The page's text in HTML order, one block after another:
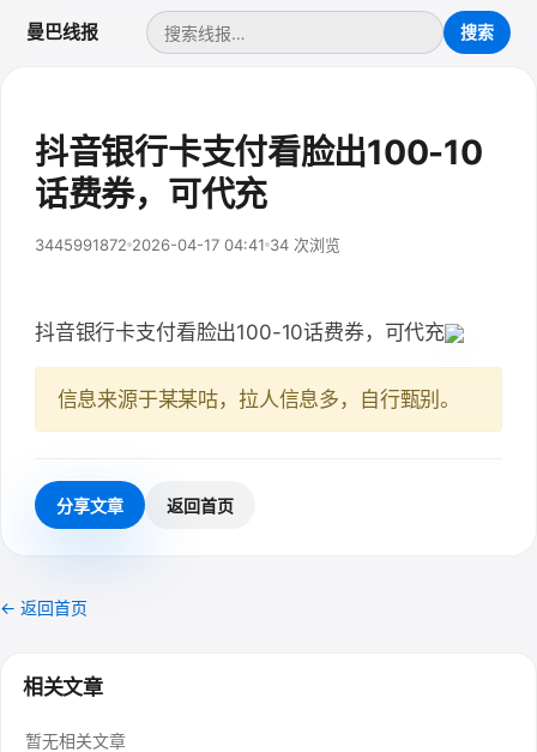
曼巴线报
抖音银行卡支付看脸出100-10
话费券，可代充
3445991872 2026-04-17 04:41 34 次浏览
抖音银行卡支付看脸出100-10话费券，可代充
信息来源于某某咕，拉人信息多，自行甄别。
分享文章 返回首页
← 返回首页
相关文章
暂无相关文章